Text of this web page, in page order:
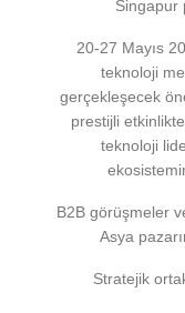
Singapur
20-27 Mayıs
teknoloji
gerçekleşecek
prestijli
teknoloji
B2B görüşmeler
Asya
Stratejik